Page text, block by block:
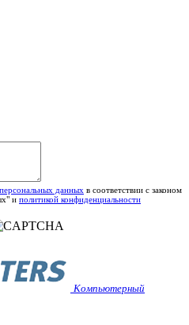
данных в соответствии с законом
и политикой конфиденциальности
Компьютерный